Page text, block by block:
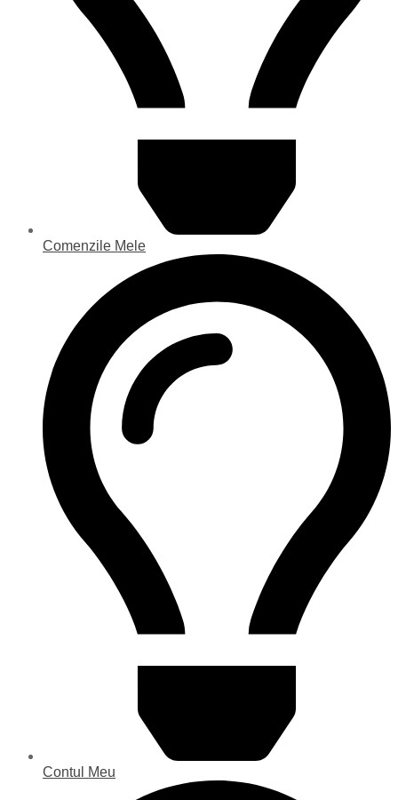
Comenzile Mele
Contul Meu